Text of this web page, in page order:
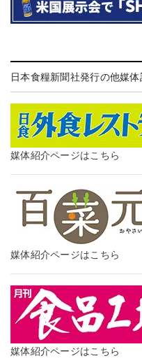
日本食糧新聞社発行の他媒体
媒体紹介ページはこちら
媒体紹介ページはこちら
媒体紹介ページはこちら